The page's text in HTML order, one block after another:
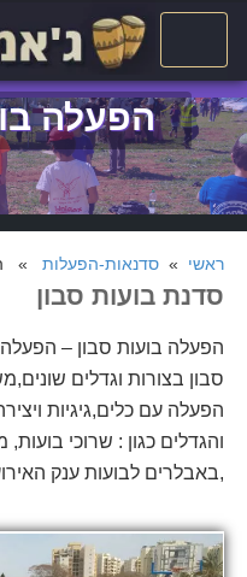
הפעלה
ראשי »סדנאות-הפעלות »
סדנת בועות סבון
הפעלה בועות סבון – הפעלה
סבון בצורות וגדלים
הפעלה עם כלים,גיגיות
והגדלים כגון : שרוכי
,באבלרים לבועות ענק